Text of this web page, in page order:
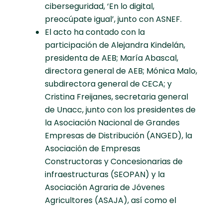
ciberseguridad, ‘En lo digital,
preocúpate igual’, junto con ASNEF.
El acto ha contado con la
participación de Alejandra Kindelán,
presidenta de AEB; María Abascal,
directora general de AEB; Mónica Malo,
subdirectora general de CECA; y
Cristina Freijanes, secretaria general
de Unacc, junto con los presidentes de
la Asociación Nacional de Grandes
Empresas de Distribución (ANGED), la
Asociación de Empresas
Constructoras y Concesionarias de
infraestructuras (SEOPAN) y la
Asociación Agraria de Jóvenes
Agricultores (ASAJA), así como el